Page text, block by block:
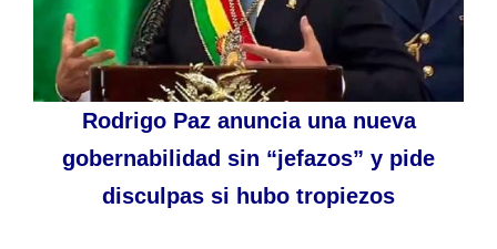
Rodrigo Paz anuncia una nueva
gobernabilidad sin “jefazos” y pide
disculpas si hubo tropiezos